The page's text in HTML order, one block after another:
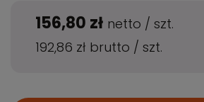
156,80 zł netto / szt.
192,86 zł brutto / szt.